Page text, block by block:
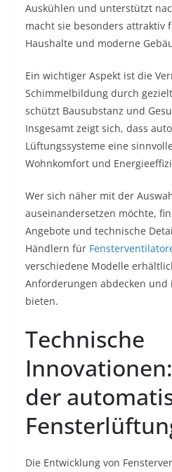
Auskühlen und unterstützt
macht sie besonders attraktiv
Haushalte und moderne
Ein wichtiger Aspekt ist die
Schimmelbildung durch
schützt Bausubstanz und
Insgesamt zeigt sich, dass
Lüftungssysteme eine
Wohnkomfort und
Wer sich näher mit der
auseinandersetzen möchte,
Angebote und technische
Händlern für
verschiedene Modelle
Anforderungen abdecken und
bieten.
Technische
der
Die Entwicklung von